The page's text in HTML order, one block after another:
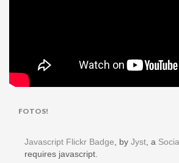
FOTOS!
Javascript Flickr Badge , by Jyst , a
requires javascript.